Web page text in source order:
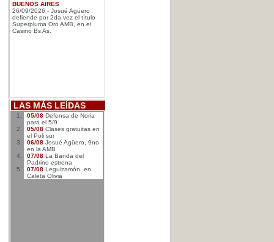
BUENOS AIRES
26/09/2026 - Josué Agüero
defiende por 2da vez el título
Superpluma Oro AMB, en el
Casino Bs As.
LAS MÁS LEÍDAS
05/08 Defensa de Noria
para el 5/9
05/08 Clases gratuitas en
el Poli sur
06/08 Josué Agüero, 9no
en la AMB
07/08 La Banda del
Padrino estrena
07/08 Leguizamón, en
Caleta Olivia